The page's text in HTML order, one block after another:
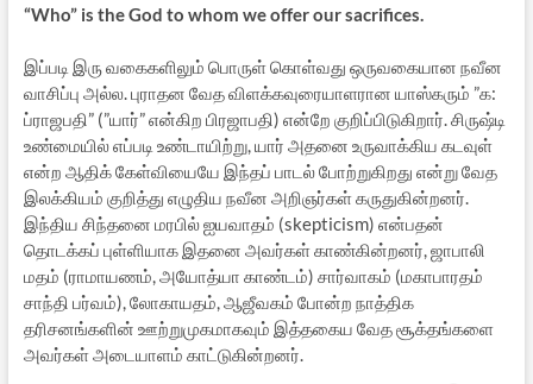
“Who” is the God to whom we offer our sacrifices.
இப்படி இரு வகைகளிலும் பொருள் கொள்வது ஒருவகையான நவீன
வாசிப்பு அல்ல. புராதன வேத விளக்கவுரையாளரான யாஸ்கரும் ”க:
ப்ராஜபதி” (”யார்” என்கிற பிரஜாபதி) என்றே குறிப்பிடுகிறார். சிருஷ்டி
உண்மையில் எப்படி உண்டாயிற்று, யார் அதனை உருவாக்கிய கடவுள்
என்ற ஆதிக் கேள்வியையே இந்தப் பாடல் போற்றுகிறது என்று வேத
இலக்கியம் குறித்து எழுதிய நவீன அறிஞர்கள் கருதுகின்றனர்.
இந்திய சிந்தனை மரபில் ஐயவாதம் (skepticism) என்பதன்
தொடக்கப் புள்ளியாக இதனை அவர்கள் காண்கின்றனர், ஜாபாலி
மதம் (ராமாயணம், அயோத்யா காண்டம்) சார்வாகம் (மகாபாரதம்
சாந்தி பர்வம்), லோகாயதம், ஆஜீவகம் போன்ற நாத்திக
தரிசனங்களின் ஊற்றுமுகமாகவும் இத்தகைய வேத சூக்தங்களை
அவர்கள் அடையாளம் காட்டுகின்றனர்.